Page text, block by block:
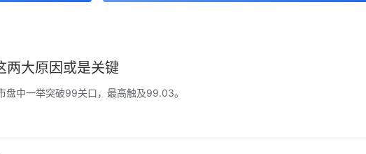
两大原因或是关键
中一举突破99关口，最高触及99.03。